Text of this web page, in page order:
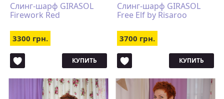
Слинг-шарф GIRASOL
Firework Red
3300 грн.
КУПИТЬ
Слинг-шарф GIRASOL
Free Elf by Risaroo
3700 грн.
КУПИТЬ